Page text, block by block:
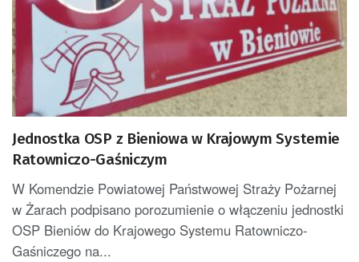
Jednostka OSP z Bieniowa w Krajowym Systemie
Ratowniczo-Gaśniczym
W Komendzie Powiatowej Państwowej Straży Pożarnej
w Żarach podpisano porozumienie o włączeniu jednostki
OSP Bieniów do Krajowego Systemu Ratowniczo-
Gaśniczego na...